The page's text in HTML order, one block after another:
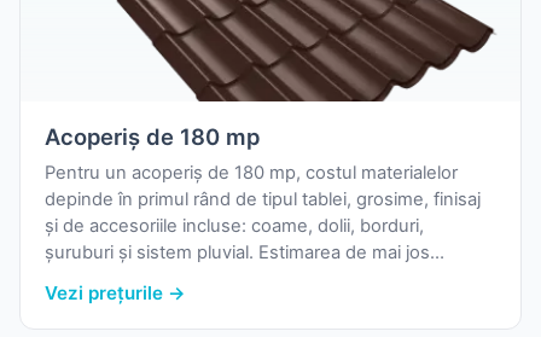
Acoperiș de 180 mp
Pentru un acoperiș de 180 mp, costul materialelor
depinde în primul rând de tipul tablei, grosime, finisaj
și de accesoriile incluse: coame, dolii, borduri,
șuruburi și sistem pluvial. Estimarea de mai jos
nostru și o marjă uzuală pentru pierderi la debitare.
Vezi prețurile →